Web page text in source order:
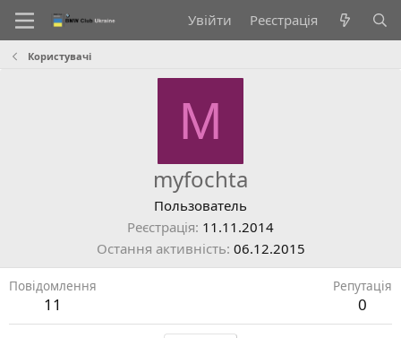
Увійти Реєстрація
Користувачі
M
myfochta
Пользователь
Реєстрація 11.11.2014
Остання активність 06.12.2015
Повідомлення
11
Репутація
0